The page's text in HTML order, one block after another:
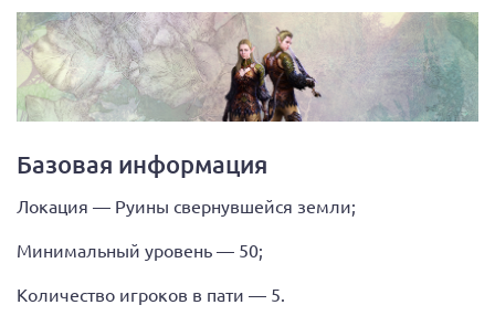
Базовая информация
Локация — Руины свернувшейся земли;
Минимальный уровень — 50;
Количество игроков в пати — 5.